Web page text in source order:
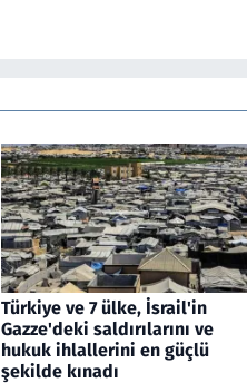
Türkiye ve 7 ülke, İsrail'in
Gazze'deki saldırılarını ve
hukuk ihlallerini en güçlü
şekilde kınadı